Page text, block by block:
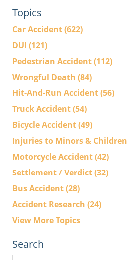
Topics
Car Accident(622)
DUI (121)
Pedestrian Accident(112)
Wrongful Death (84)
Hit-And-Run Accident(56)
Truck Accident(54)
Bicycle Accident(49)
Injuries to Minors & Children
Motorcycle Accident(42)
Settlement / Verdict(32)
Bus Accident(28)
Accident Research (24)
View More Topics
Search